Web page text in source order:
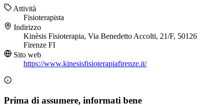
Attività
Fisioterapista
Indirizzo
Kinèsis Fisioterapia, Via Benedetto Accolti, 21/F, 50126
Firenze FI
Sito web
https://www.kinesisfisioterapiafirenze.it/
Prima di assumere, informati bene